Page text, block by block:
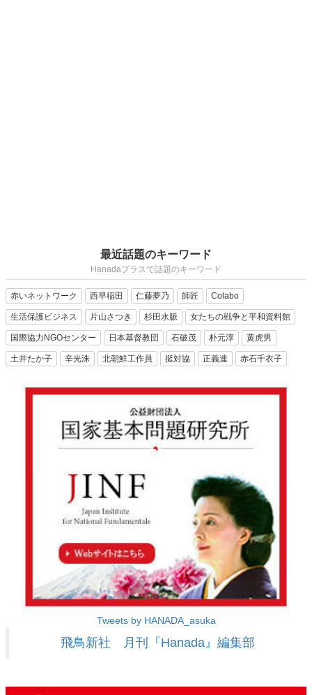
最近話題のキーワード
Hanadaプラスで話題のキーワード
赤いネットワーク 西早稲田 仁藤夢乃 師匠 Colabo
生活保護ビジネス 片山さつき 杉田水脈 女たちの戦争と平和資料館
国際協力NGOセンター 日本基督教団 石破茂 朴元淳 黄虎男
土井たか子 辛光洙 北朝鮮工作員 挺対協 正義連 赤石千衣子
Tweets by HANADA_asuka
飛鳥新社 月刊『Hanada』編集部